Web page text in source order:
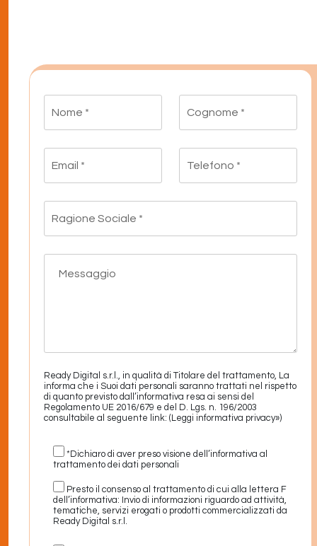
Ready Digital s.r.l., in qualità di Titolare del trattamento, La
informa che i Suoi dati personali saranno trattati nel rispetto
di quanto previsto dall’informativa resa ai sensi del
Regolamento UE 2016/679 e del D. Lgs. n. 196/2003
consultabile al seguente link: (Leggi informativa privacy»)
*Dichiaro di aver preso visione dell’informativa al
trattamento dei dati personali
Presto il consenso al trattamento di cui alla lettera F
dell’informativa: Invio di informazioni riguardo ad attività,
tematiche, servizi erogati o prodotti commercializzati da
Ready Digital s.r.l.